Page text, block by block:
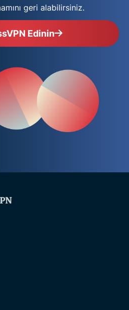
geri alabilirsiniz.
Edinin